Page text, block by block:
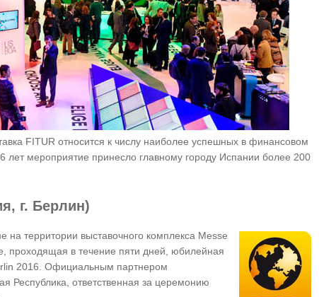
FITUR относится к числу наиболее успешных в финансовом
лет мероприятие принесло главному городу Испании более 200
г. Берлин)
территории выставочного комплекса Messe
проходящая в течение пяти дней, юбилейная
2016. Официальным партнером
Республика, ответственная за церемонию